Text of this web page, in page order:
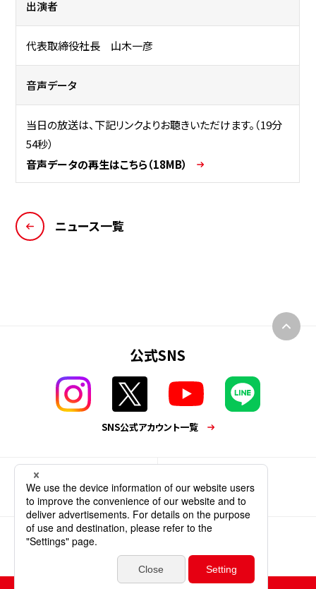
出演者
代表取締役社長 山木一彦
音声データ
当日の放送は、下記リンクよりお聴きいただけます。（19分
54秒）
音声データの再生はこちら（18MB）
ニュース一覧
公式SNS
SNS公式アカウント一覧
業務用商品 企業情報
ソーシャルメディアポリシーウェブアクセシビリティサイトマップ